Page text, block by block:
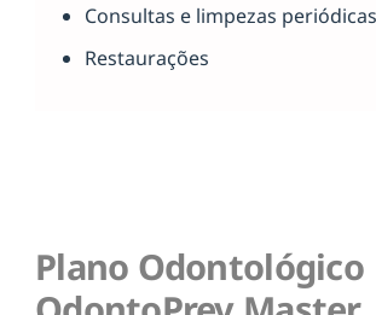
Consultas e limpezas periódicas
Restaurações
Plano Odontológico